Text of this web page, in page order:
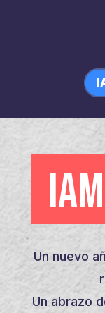
Un nuevo
Un abrazo